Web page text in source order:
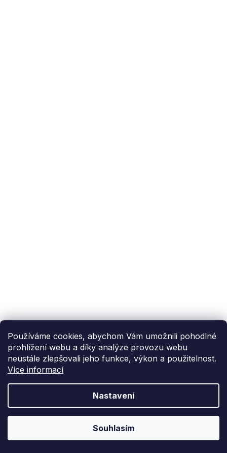
Používáme cookies, abychom Vám umožnili pohodlné
prohlížení webu a díky analýze provozu webu
neustále zlepšovali jeho funkce, výkon a použitelnost.
Více informací
Nastavení
Souhlasím